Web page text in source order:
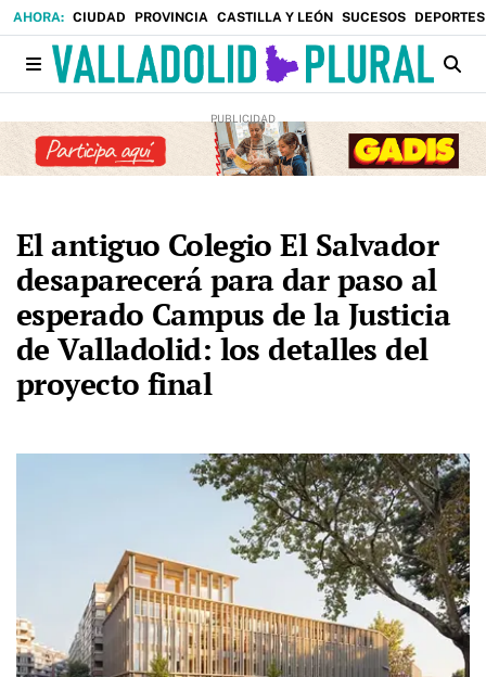
CIUDAD PROVINCIA CASTILLA Y LEÓN SUCESOS DEPORTES
El antiguo Colegio El Salvador
desaparecerá para dar paso al
esperado Campus de la Justicia
de Valladolid: los detalles del
proyecto final